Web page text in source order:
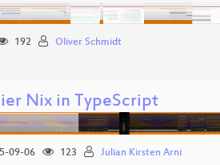
192 Oliver Schmidt
Nix in TypeScript
09-06 123 Julian Kirsten Arni